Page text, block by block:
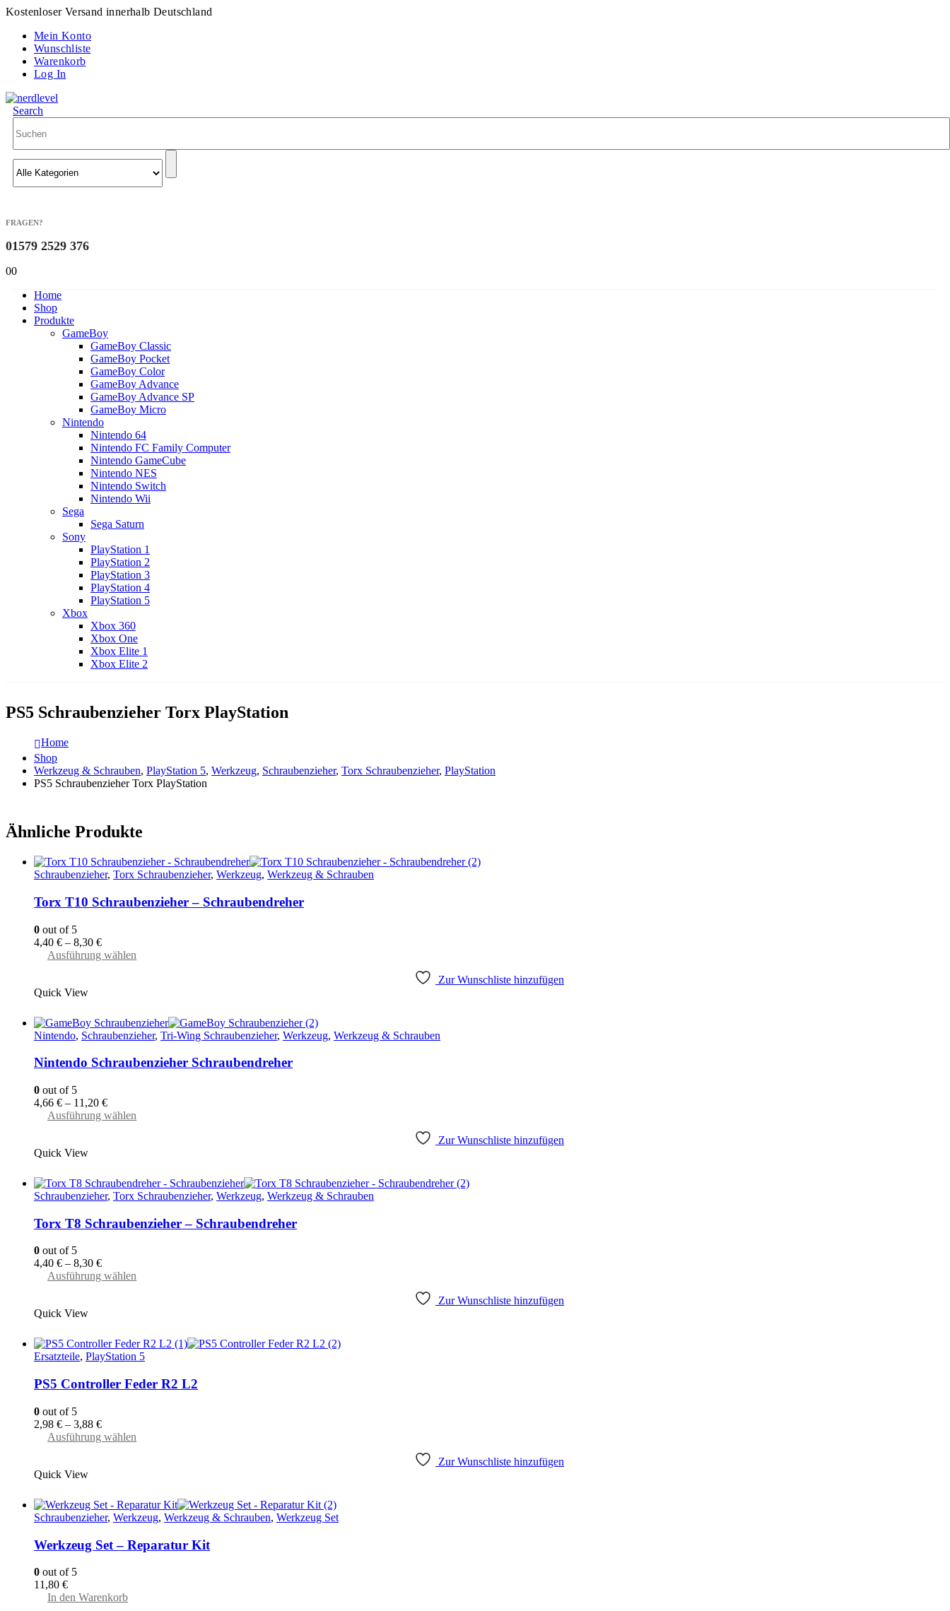
Kostenloser Versand innerhalb Deutschland
Mein Konto
Wunschliste
Warenkorb
Log In
Search
FRAGEN?
01579 2529 376
00
Home
Shop
Produkte
GameBoy
GameBoy Classic
GameBoy Pocket
GameBoy Color
GameBoy Advance
GameBoy Advance SP
GameBoy Micro
Nintendo
Nintendo 64
Nintendo FC Family Computer
Nintendo GameCube
Nintendo NES
Nintendo Switch
Nintendo Wii
Sega
Sega Saturn
Sony
PlayStation 1
PlayStation 2
PlayStation 3
PlayStation 4
PlayStation 5
Xbox
Xbox 360
Xbox One
Xbox Elite 1
Xbox Elite 2
PS5 Schraubenzieher Torx PlayStation
Home
Shop
Werkzeug & Schrauben, PlayStation 5, Werkzeug, Schraubenzieher, Torx Schraubenzieher, PlayStation
PS5 Schraubenzieher Torx PlayStation
Ähnliche Produkte
Schraubenzieher, Torx Schraubenzieher, Werkzeug, Werkzeug & Schrauben
Torx T10 Schraubenzieher – Schraubendreher
0 out of 5
4,40 € – 8,30 €
Ausführung wählen
auf.
Die
Optionen
können
auf
Zur Wunschliste hinzufügen
Quick View
Nintendo, Schraubenzieher, Tri-Wing Schraubenzieher, Werkzeug, Werkzeug & Schrauben
Nintendo Schraubenzieher Schraubendreher
0 out of 5
4,66 € – 11,20 €
Ausführung wählen
Die
Optionen
können
auf
Zur Wunschliste hinzufügen
Quick View
Schraubenzieher, Torx Schraubenzieher, Werkzeug, Werkzeug & Schrauben
Torx T8 Schraubenzieher – Schraubendreher
0 out of 5
4,40 € – 8,30 €
Ausführung wählen
auf.
Die
können
auf
Zur Wunschliste hinzufügen
Quick View
Ersatzteile, PlayStation 5
PS5 Controller Feder R2 L2
0 out of 5
2,98 € – 3,88 €
Ausführung wählen
auf.
Die
Optionen
auf
Zur Wunschliste hinzufügen
Quick View
Schraubenzieher, Werkzeug, Werkzeug & Schrauben, Werkzeug Set
Werkzeug Set – Reparatur Kit
0 out of 5
11,80 €
In den Warenkorb